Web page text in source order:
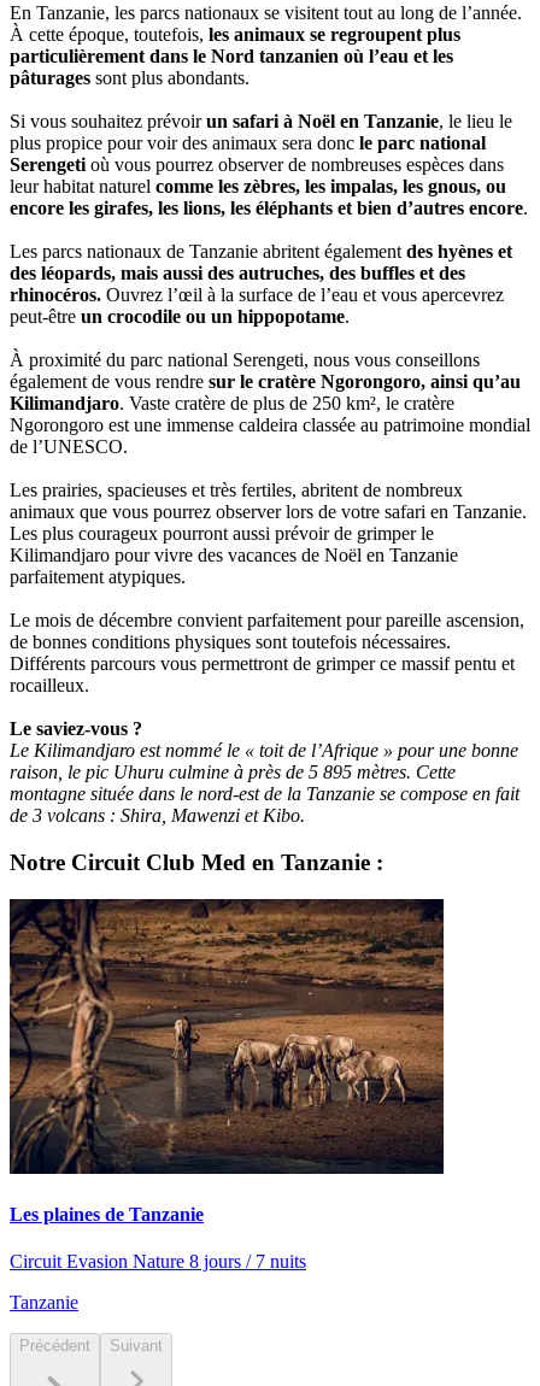
En Tanzanie, les parcs nationaux se visitent tout au long de l’année.
À cette époque, toutefois, les animaux se regroupent plus
particulièrement dans le Nord tanzanien où l’eau et les
pâturages sont plus abondants.
Si vous souhaitez prévoirun safari à Noël en Tanzanie, le lieu le
plus propice pour voir des animaux sera donc le parc national
Serengeti où vous pourrez observer de nombreuses espèces dans
leur habitat naturel comme les zèbres, les impalas, les gnous, ou
encore les girafes, les lions, les éléphants et bien d’autres encore.
Les parcs nationaux de Tanzanie abritent également des hyènes et
des léopards, mais aussi des autruches, des buffles et des
rhinocéros. Ouvrez l’œil à la surface de l’eau et vous apercevrez
peut-être un crocodile ou un hippopotame.
À proximité du parc national Serengeti, nous vous conseillons
également de vous rendre sur le cratère Ngorongoro, ainsi qu’au
Kilimandjaro. Vaste cratère de plus de 250 km², le cratère
Ngorongoro est une immense caldeira classée au patrimoine mondial
de l’UNESCO.
Les prairies, spacieuses et très fertiles, abritent de nombreux
animaux que vous pourrez observer lors de votre safari en Tanzanie.
Les plus courageux pourront aussi prévoir de grimper le
Kilimandjaro pour vivre des vacances de Noël en Tanzanie
parfaitement atypiques.
Le mois de décembre convient parfaitement pour pareille ascension,
de bonnes conditions physiques sont toutefois nécessaires.
Différents parcours vous permettront de grimper ce massif pentu et
rocailleux.
Le saviez-vous ?
Le Kilimandjaro est nommé le « toit de l’Afrique » pour une bonne
raison, le pic Uhuru culmine à près de 5 895 mètres. Cette
montagne située dans le nord-est de la Tanzanie se compose en fait
de 3 volcans : Shira, Mawenzi et Kibo.
Notre Circuit Club Med en Tanzanie :
Les plaines de Tanzanie
Circuit Evasion Nature 8 jours / 7 nuits
Tanzanie
Précédent Suivant